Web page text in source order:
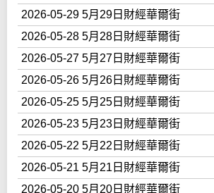
2026-05-29 5月29日財經華爾街
2026-05-28 5月28日財經華爾街
2026-05-27 5月27日財經華爾街
2026-05-26 5月26日財經華爾街
2026-05-25 5月25日財經華爾街
2026-05-23 5月23日財經華爾街
2026-05-22 5月22日財經華爾街
2026-05-21 5月21日財經華爾街
2026-05-20 5月20日財經華爾街